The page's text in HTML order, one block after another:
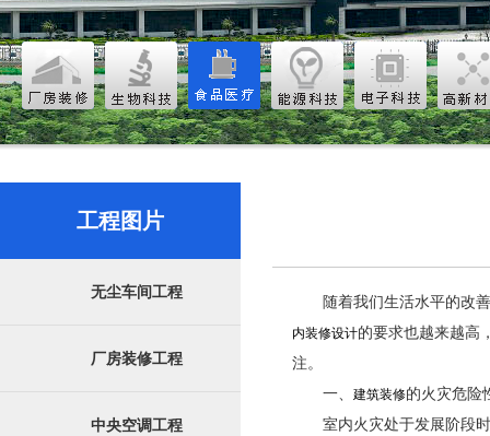
工程图片
无尘车间工程
厂房装修工程
中央空调工程
随着我们生活水平的改
内装修设计的要求也越来越高
注。
一、 建筑装修的火灾危险
室内火灾处于发展阶段